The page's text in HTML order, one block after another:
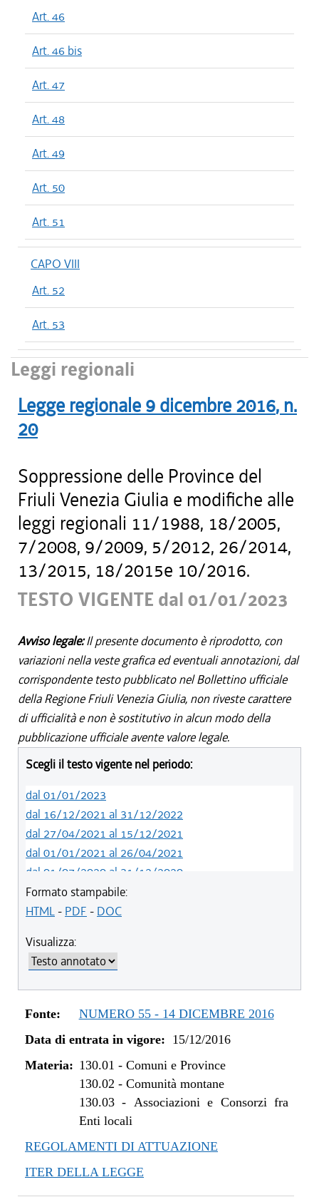
Art. 46
Art. 46 bis
Art. 47
Art. 48
Art. 49
Art. 50
Art. 51
CAPO VIII
Art. 52
Art. 53
Leggi regionali
Legge regionale 9 dicembre 2016, n.
20
Soppressione delle Province del
Friuli Venezia Giulia e modifiche alle
leggi regionali 11/1988, 18/2005,
7/2008, 9/2009, 5/2012, 26/2014,
13/2015, 18/2015e 10/2016.
TESTO VIGENTE dal 01/01/2023
Avviso legale:Il presente documento è riprodotto, con
variazioni nella veste grafica ed eventuali annotazioni, dal
corrispondente testo pubblicato nel Bollettino ufficiale
della Regione Friuli Venezia Giulia, non riveste carattere
di ufficialità e non è sostitutivo in alcun modo della
pubblicazione ufficiale avente valore legale.
Scegli il testo vigente nel periodo:
dal 01/01/2023
dal 16/12/2021 al 31/12/2022
dal 27/04/2021 al 15/12/2021
dal 01/01/2021 al 26/04/2021
dal 01/07/2020 al 31/12/2020
dal 01/01/2020 al 30/06/2020
dal 19/12/2019 al 31/12/2019
dal 01/01/2019 al 30/04/2019
dal 08/11/2018 al 31/12/2018
dal 16/08/2018 al 07/11/2018
dal 05/01/2018 al 15/08/2018
dal 28/09/2017 al 10/11/2017
dal 10/08/2017 al 27/09/2017
dal 27/04/2017 al 09/08/2017
dal 09/01/2017 al 26/04/2017
dal 15/12/2016 al 08/01/2017
Formato stampabile:
HTML- PDF - DOC
Visualizza:
Fonte:
NUMERO 55 - 14 DICEMBRE 2016
Data di entrata in vigore: 15/12/2016
Materia: 130.01 - Comuni e Province
130.02 - Comunità montane
130.03- Associazioni e Consorzi fra
Enti locali
REGOLAMENTI DI ATTUAZIONE
ITER DELLA LEGGE